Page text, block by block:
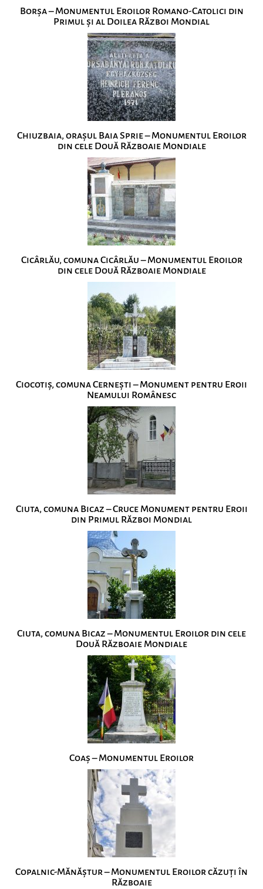
Borșa – Monumentul Eroilor Romano-Catolici din
Primul și al Doilea Război Mondial
Chiuzbaia, orașul Baia Sprie – Monumentul Eroilor
din cele Două Războaie Mondiale
Cicârlău, comuna Cicârlău – Monumentul Eroilor
din cele Două Războaie Mondiale
Ciocotiș, comuna Cernești – Monument pentru Eroii
Neamului Românesc
Ciuta, comuna Bicaz – Cruce Monument pentru Eroii
din Primul Război Mondial
Ciuta, comuna Bicaz – Monumentul Eroilor din cele
Două Războaie Mondiale
Coaș – Monumentul Eroilor
Copalnic-Mănăștur – Monumentul Eroilor căzuți în
Războaie